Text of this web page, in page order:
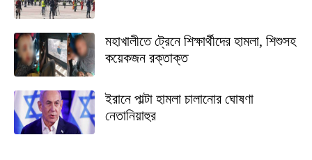
মহাখালীতে ট্রেনে শিক্ষার্থীদের হামলা, শিশুসহ
কয়েকজন রক্তাক্ত
ইরানে পাল্টা হামলা চালানোর ঘোষণা
নেতানিয়াহুর